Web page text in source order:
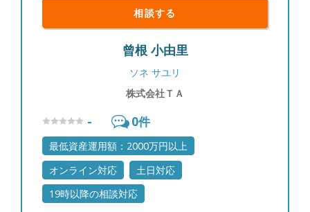
相談する
曾根 小由里
ソネ サユリ
株式会社ＴＡ
- 0件
最低資産運用額：2000万円以上
オンライン対応
土日対応
19時以降の相談対応